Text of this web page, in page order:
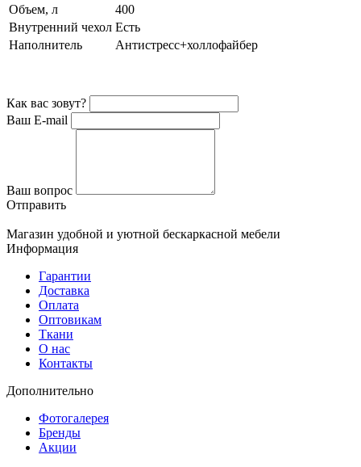
Объем, л
400
Внутренний чехол Есть
Наполнитель
Антистресс+холлофайбер
Как вас зовут?
Ваш E-mail
Ваш вопрос
Отправить
Магазин удобной и уютной бескаркасной мебели
Информация
Гарантии
Доставка
Оплата
Оптовикам
Ткани
О нас
Контакты
Дополнительно
Фотогалерея
Бренды
Акции